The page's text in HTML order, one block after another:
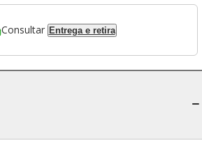
Consultar Entrega e retira